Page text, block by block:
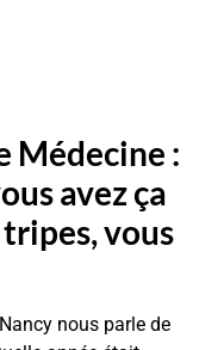
Médecine :
avez ça
vous
nous parle de